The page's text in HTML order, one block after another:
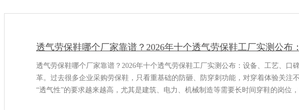
透气劳保鞋哪个厂家靠谱？2026年十个透气劳保鞋工厂实测公布
透气劳保鞋哪个厂家靠谱？2026年十个透气劳保鞋工厂实测公布：设备、工艺、口
革。过去很多企业采购劳保鞋，只看重基础的防砸、防穿刺功能，对穿着体验关注
“透气性”的要求越来越高，尤其是建筑、电力、机械制造等需要长时间穿鞋的岗位